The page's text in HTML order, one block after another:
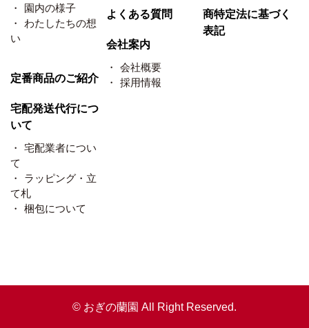
園内の様子
わたしたちの想
い
定番商品のご紹介
宅配発送代行につ
いて
宅配業者につい
て
ラッピング・立
て札
梱包について
よくある質問
会社案内
会社概要
採用情報
商特定法に基づく
表記
© おぎの蘭園 All Right Reserved.